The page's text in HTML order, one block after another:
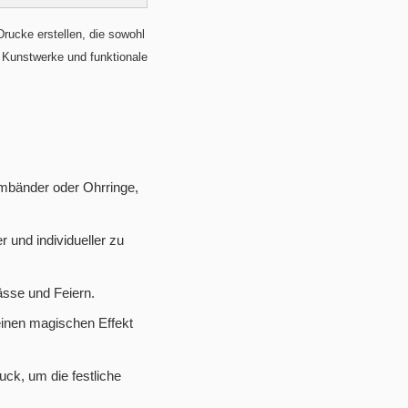
erstellen, die sowohl
und funktionale
oder Ohrringe,
und individueller zu
und Feiern.
magischen Effekt
um die festliche